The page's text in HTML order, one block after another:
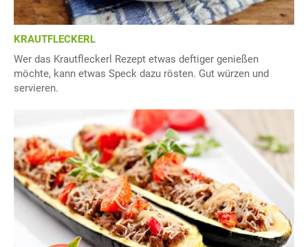
KRAUTFLECKERL
Wer das Krautfleckerl Rezept etwas deftiger genießen
möchte, kann etwas Speck dazu rösten. Gut würzen und
servieren.